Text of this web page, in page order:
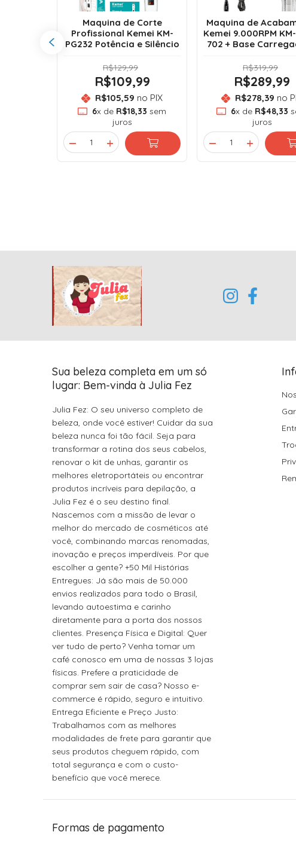
Maquina de Corte
Profissional Kemei KM-
PG232 Potência e Silêncio
R$129,99
R$109,99
R$105,59 no PIX
6x de R$18,33 sem
juros
Maquina de
Kemei 9.000RPM
702 + Base
R$319,99
R$289,99
R$278,39 no
6x de R$48,33
juros
Sua beleza completa em um só
lugar: Bem-vinda à Julia Fez
Julia Fez: O seu universo completo de
beleza, onde você estiver! Cuidar da sua
beleza nunca foi tão fácil. Seja para
transformar a rotina dos seus cabelos,
renovar o kit de unhas, garantir os
melhores eletroportáteis ou encontrar
produtos incríveis para depilação, a
Julia Fez é o seu destino final.
Nascemos com a missão de levar o
melhor do mercado de cosméticos até
você, combinando marcas renomadas,
inovação e preços imperdíveis. Por que
escolher a gente? +50 Mil Histórias
Entregues: Já são mais de 50.000
envios realizados para todo o Brasil,
levando autoestima e carinho
diretamente para a porta dos nossos
clientes. Presença Física e Digital: Quer
ver tudo de perto? Venha tomar um
café conosco em uma de nossas 3 lojas
físicas. Prefere a praticidade de
comprar sem sair de casa? Nosso e-
commerce é rápido, seguro e intuitivo.
Entrega Eficiente e Preço Justo:
Trabalhamos com as melhores
modalidades de frete para garantir que
seus produtos cheguem rápido, com
total segurança e com o custo-
benefício que você merece.
Formas de pagamento